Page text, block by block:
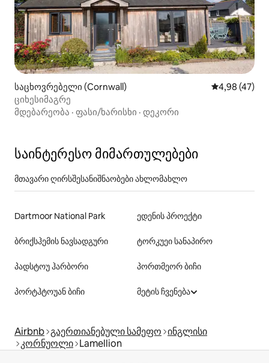
საცხოვრებელი (Cornwall) საშუალო
4,98 (47)
ციხესიმაგრე
მდებარეობა · ფასი/ხარისხი · დეკორი
საინტერესო მიმართულებები
მთავარი ღირსშესანიშნაობები ახლომახლო
Dartmoor National Park ედენის პროექტი
ბრიქსჰემის ნავსადგური ტორკუეი სანაპირო
პადსტოუ ჰარბორი პორთმეორ ბიჩი
პორტჰტოუან ბიჩი მეტის ჩვენება
Airbnb გაერთიანებული სამეფო ინგლისი
კორნუოლი Lamellion